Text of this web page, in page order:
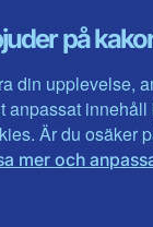
på
din upplevelse,
anpassat innehåll
Är du osäker
mer och
Värmlands
Västra
Örebro län